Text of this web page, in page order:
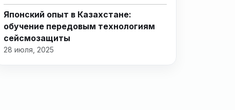
Японский опыт в Казахстане:
обучение передовым технологиям
сейсмозащиты
28 июля, 2025